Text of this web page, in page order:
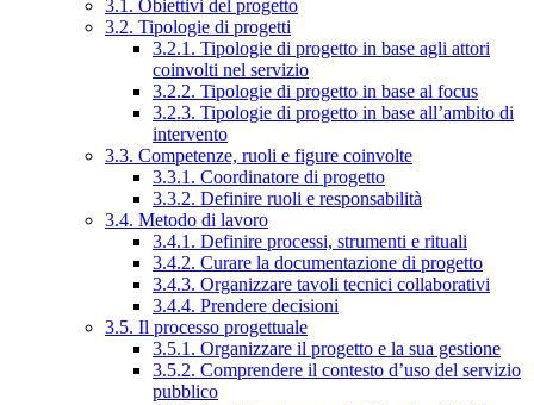
3.1. Obiettivi del progetto
3.2. Tipologie di progetti
3.2.1. Tipologie di progetto in base agli attori
coinvolti nel servizio
3.2.2. Tipologie di progetto in base al focus
3.2.3. Tipologie di progetto in base all’ambito di
intervento
3.3. Competenze, ruoli e figure coinvolte
3.3.1. Coordinatore di progetto
3.3.2. Definire ruoli e responsabilità
3.4. Metodo di lavoro
3.4.1. Definire processi, strumenti e rituali
3.4.2. Curare la documentazione di progetto
3.4.3. Organizzare tavoli tecnici collaborativi
3.4.4. Prendere decisioni
3.5. Il processo progettuale
3.5.1. Organizzare il progetto e la sua gestione
3.5.2. Comprendere il contesto d’uso del servizio
pubblico